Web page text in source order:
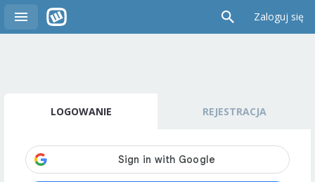
Zaloguj się
LOGOWANIE REJESTRACJA